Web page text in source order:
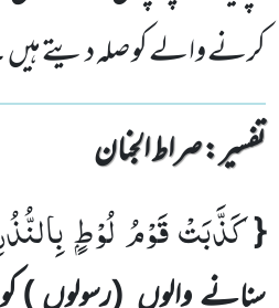
کرنے والے کو صلہ دیتے
تفسیر : ‎صراط الجنان
{كَذَّبَتْ قَوْمُ لُوْطٍۭ